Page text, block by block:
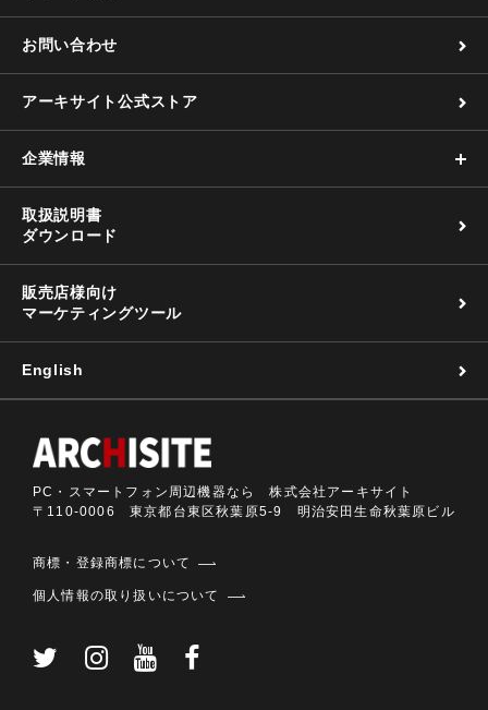
お問い合わせ
アーキサイト公式ストア
企業情報
取扱説明書
ダウンロード
販売店様向け
マーケティングツール
English
PC・スマートフォン周辺機器なら 株式会社アーキサイト
〒110-0006 東京都台東区秋葉原5-9 明治安田生命秋葉原ビル
商標・登録商標について
個人情報の取り扱いについて